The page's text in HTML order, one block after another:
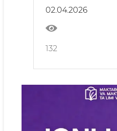
02.04.2026
132